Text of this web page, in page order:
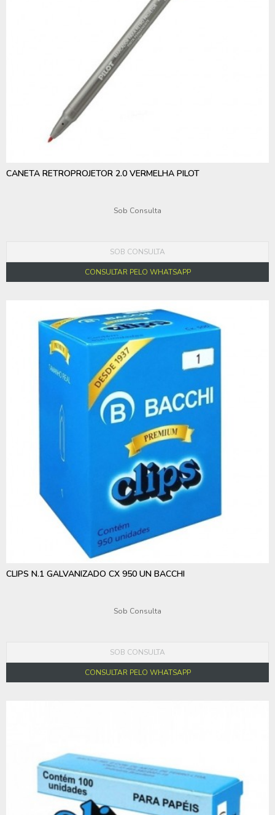
CANETA RETROPROJETOR 2.0 VERMELHA PILOT
Sob Consulta
SOB CONSULTA
CONSULTAR PELO WHATSAPP
CLIPS N.1 GALVANIZADO CX 950 UN BACCHI
Sob Consulta
SOB CONSULTA
CONSULTAR PELO WHATSAPP